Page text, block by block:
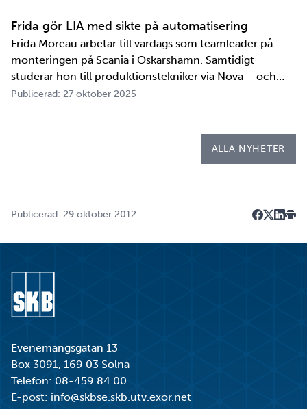
tester och utbildningar. Redan 2008 i…
Frida gör LIA med sikte på automatisering
Frida Moreau arbetar till vardags som teamleader på
monteringen på Scania i Oskarshamn. Samtidigt
studerar hon till produktionstekniker via Nova – och
under tio veckor i höst gör hon både sin praktik, även
Publicerad: 27 oktober 2025
ALLA NYHETER
Publicerad: 29 oktober 2012
Evenemangsgatan 13
Box 3091, 169 03 Solna
Telefon: 08-459 84 00
E-post: info@skbse.skb.utv.exor.net